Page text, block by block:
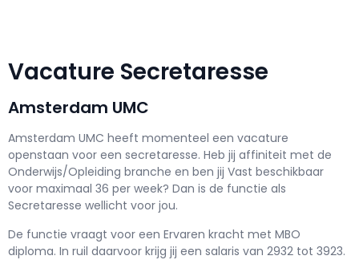
Vacature Secretaresse
Amsterdam UMC
Amsterdam UMC heeft momenteel een vacature
openstaan voor een secretaresse. Heb jij affiniteit met de
Onderwijs/Opleiding branche en ben jij Vast beschikbaar
voor maximaal 36 per week? Dan is de functie als
Secretaresse wellicht voor jou.
De functie vraagt voor een Ervaren kracht met MBO
diploma. In ruil daarvoor krijg jij een salaris van 2932 tot 3923.